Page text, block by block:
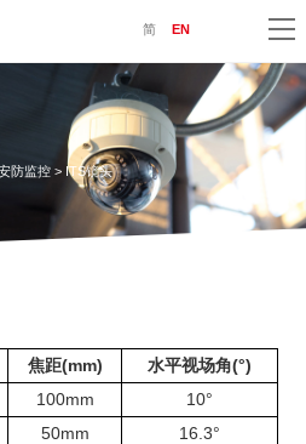
简 EN
防监控> ITS镜头
焦距(mm)
水平视场角(°)
100mm
10°
50mm
16.3°